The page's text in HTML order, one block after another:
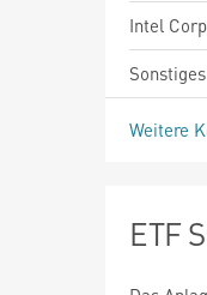
Intel
Sonstiges
Weitere
ETF